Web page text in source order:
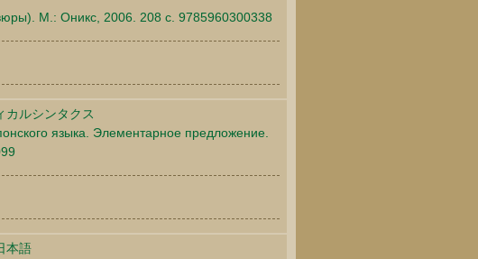
М.: Оникс, 2006. 208 c. 9785960300338
ルシンタクス
языка. Элементарное предложение.
本語